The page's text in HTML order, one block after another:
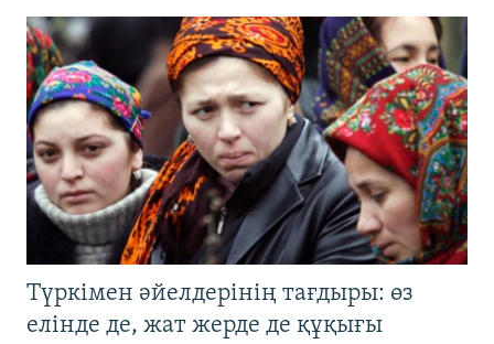
Түркімен әйелдерінің тағдыры: өз
елінде де, жат жерде де құқығы